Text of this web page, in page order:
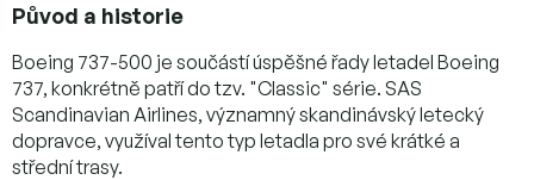
Původ a historie
Boeing 737-500 je součástí úspěšné řady letadel Boeing
737, konkrétně patří do tzv. "Classic" série. SAS
Scandinavian Airlines, významný skandinávský letecký
dopravce, využíval tento typ letadla pro své krátké a
střední trasy.